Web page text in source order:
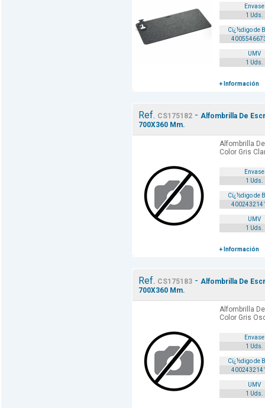
Envase
1 Uds.
Cï¿½digo de
UMV
1 Uds.
+ Información
Ref. CS175182- Alfombrilla De
700X360 Mm.
Alfombrilla
Color Gris
Envase
1 Uds.
Cï¿½digo de
UMV
1 Uds.
+ Información
Ref. CS175183- Alfombrilla De
700X360 Mm.
Alfombrilla
Color Gris
Envase
1 Uds.
Cï¿½digo de
UMV
1 Uds.